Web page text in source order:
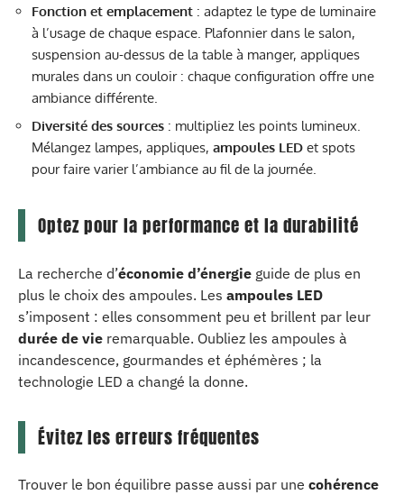
Fonction et emplacement : adaptez le type de luminaire
à l’usage de chaque espace. Plafonnier dans le salon,
suspension au-dessus de la table à manger, appliques
murales dans un couloir : chaque configuration offre une
ambiance différente.
Diversité des sources : multipliez les points lumineux.
Mélangez lampes, appliques, ampoules LED et spots
pour faire varier l’ambiance au fil de la journée.
Optez pour la performance et la durabilité
La recherche d’économie d’énergie guide de plus en
plus le choix des ampoules. Les ampoules LED
s’imposent : elles consomment peu et brillent par leur
durée de vie remarquable. Oubliez les ampoules à
incandescence, gourmandes et éphémères ; la
technologie LED a changé la donne.
Évitez les erreurs fréquentes
Trouver le bon équilibre passe aussi par une cohérence